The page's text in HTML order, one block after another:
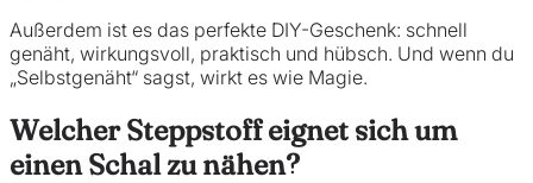
Außerdem ist es das perfekte DIY-Geschenk: schnell
genäht, wirkungsvoll, praktisch und hübsch. Und wenn du
„Selbstgenäht“ sagst, wirkt es wie Magie.
Welcher Steppstoff eignet sich um
einen Schal zu nähen?